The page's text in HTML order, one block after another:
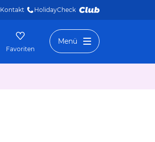
Kontakt HolidayCheck
Favoriten
Menü